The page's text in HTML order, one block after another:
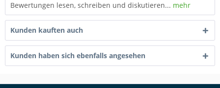
Bewertungen lesen, schreiben und diskutieren... mehr
Kunden kauften auch
Kunden haben sich ebenfalls angesehen